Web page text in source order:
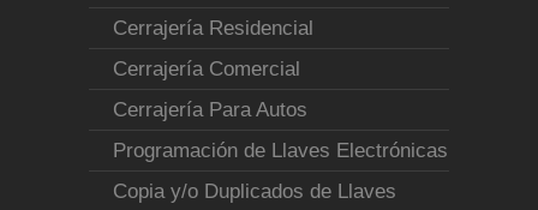
Cerrajería Residencial
Cerrajería Comercial
Cerrajería Para Autos
Programación de Llaves Electrónicas
Copia y/o Duplicados de Llaves